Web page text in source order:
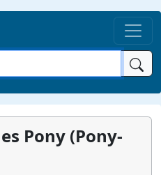
Pony (Pony-